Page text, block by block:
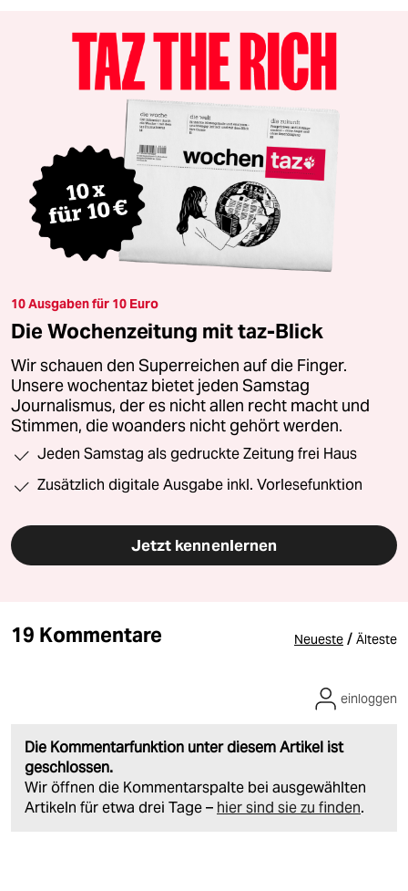
10 Ausgaben für 10 Euro
Die Wochenzeitung mit taz-Blick
Wir schauen den Superreichen auf die Finger.
Unsere wochentaz bietet jeden Samstag
Journalismus, der es nicht allen recht macht und
Stimmen, die woanders nicht gehört werden.
Jeden Samstag als gedruckte Zeitung frei Haus
Zusätzlich digitale Ausgabe inkl. Vorlesefunktion
Jetzt kennenlernen
19 Kommentare Neueste / Älteste
Die Kommentarfunktion unter diesem Artikel ist
geschlossen.
Wir öffnen die Kommentarspalte bei ausgewählten
Artikeln für etwa drei Tage – hier sind sie zu finden.
einloggen